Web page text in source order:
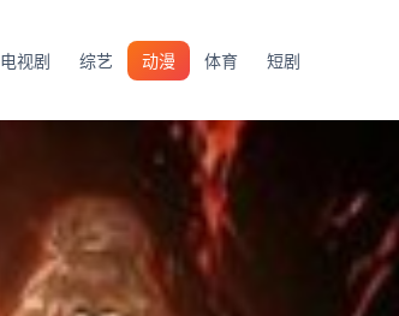
电视剧 综艺 动漫 体育 短剧